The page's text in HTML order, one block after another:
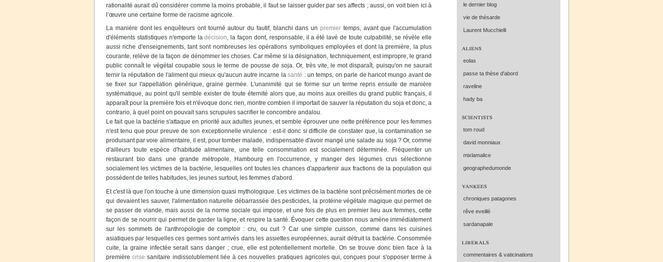
rationalité aurait dû considérer comme la moins probable, il faut se laisser guider par ses affects ; aussi, on voit bien ici à
l’œuvre une certaine forme de racisme agricole.
La manière dont les enquêteurs ont tourné autour du fautif, blanchi dans un premiertemps, avant que l'accumulation
d'éléments statistiques n'emporte ladécision, la façon dont, responsable, il a été lavé de toute culpabilité, se révèle elle
aussi riche d'enseignements, tant sont nombreuses les opérations symboliques employées et dont la première, la plus
courante, relève de la façon de dénommer les choses. Car même si la désignation, techniquement, est impropre, le grand
public connaît le végétal coupable sous le terme de pousse de soja. Or, très vite, le mot disparaît, puisqu'on ne saurait
ternir la réputation de l'aliment qui mieux qu'aucun autre incarne lasanté : un temps, on parle de haricot mungo avant de
se fixer sur l'appellation générique, graine germée. L'unanimité qui se forme sur un terme repris ensuite de manière
systématique, au point qu'il semble exister de toute éternité alors que, au moins aux oreilles du grand public français, il
apparaît pour la première fois et n'évoque donc rien, montre combien il importait de sauver la réputation du soja et donc, a
contrario, à quel point on pouvait sans scrupules sacrifier le concombre andalou.
Le fait que la bactérie s'attaque en priorité aux adultes jeunes, et semble éprouver une nette préférence pour les femmes
n'est tenu que pour preuve de son exceptionnelle virulence : est-il donc si difficile de constater que, la contamination se
produisant par voie alimentaire, il est, pour tomber malade, indispensable d'avoir mangé une salade au soja ? Or, comme
d'ailleurs toute espèce d'habitude alimentaire, une telle consommation est socialement déterminée. Fréquenter un
restaurant bio dans une grande métropole, Hambourg en l'occurrence, y manger des légumes crus sélectionne
socialement les victimes de la bactérie, lesquelles ont toutes les chances d'appartenir aux fractions de la population qui
possèdent de telles habitudes, les jeunes surtout, les femmes d'abord.
Et c'est là que l'on touche à une dimension quasi mythologique. Les victimes de la bactérie sont précisément mortes de ce
qui devaient les sauver, l'alimentation naturelle débarrassée des pesticides, la protéine végétale magique qui permet de
se passer de viande, mais aussi de la norme sociale qui impose, et une fois de plus en premier lieu aux femmes, cette
façon de se nourrir qui permet de garder la ligne, et respire la santé. Évoquer cette question nous amène immédiatement
sur les sommets de l'anthropologie de comptoir : cru, ou cuit ? Car une simple cuisson, comme dans les cuisines
asiatiques par lesquelles ces germes sont arrivés dans les assiettes européennes, aurait détruit la bactérie. Consommée
cuite, la graine infectée serait sans danger ; crue, elle est potentiellement mortelle. On se trouve donc bien face à la
premièrecrise sanitaire indissolublement liée à ces nouvelles pratiques agricoles qui, conçues pour s'opposer terme à
le dernier blog
vie de thésarde
Laurent Mucchielli
aliens
eolas
passe ta thèse d'abord
raveline
hady ba
scientists
tom roud
david monniaux
mixlamalice
geographedumonde
yankees
chroniques patagones
rêve eveillé
sardanapale
liberals
commentaires & vaticinations